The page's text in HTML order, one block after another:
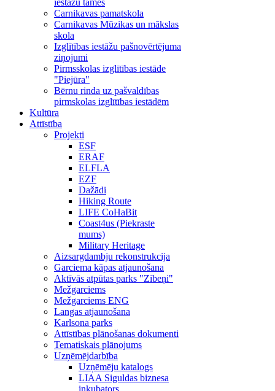
iestāžu tāmes
Carnikavas pamatskola
Carnikavas Mūzikas un mākslas
skola
Izglītības iestāžu pašnovērtējuma
ziņojumi
Pirmsskolas izglītības iestāde
"Piejūra"
Bērnu rinda uz pašvaldības
pirmskolas izglītības iestādēm
Kultūra
Attīstība
Projekti
ESF
ERAF
ELFLA
EZF
Dažādi
Hiking Route
LIFE CoHaBit
Coast4us (Piekraste
mums)
Military Heritage
Aizsargdambju rekonstrukcija
Garciema kāpas atjaunošana
Aktīvās atpūtas parks "Zibeņi"
Mežgarciems
Mežgarciems ENG
Langas atjaunošana
Karlsona parks
Attīstības plānošanas dokumenti
Tematiskais plānojums
Uzņēmējdarbība
Uzņēmēju katalogs
LIAA Siguldas biznesa